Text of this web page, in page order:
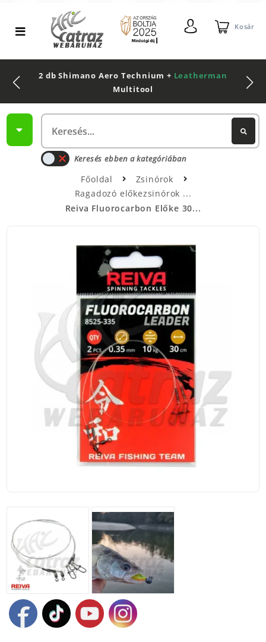
Kosár
2 db Shimano Aero Technium + Leatherman
Multitool
Keresés ebben a kategóriában
Főoldal
Zsinórok
Ragadozó előkezsinórok
Reiva Fluorocarbon Előke 30...